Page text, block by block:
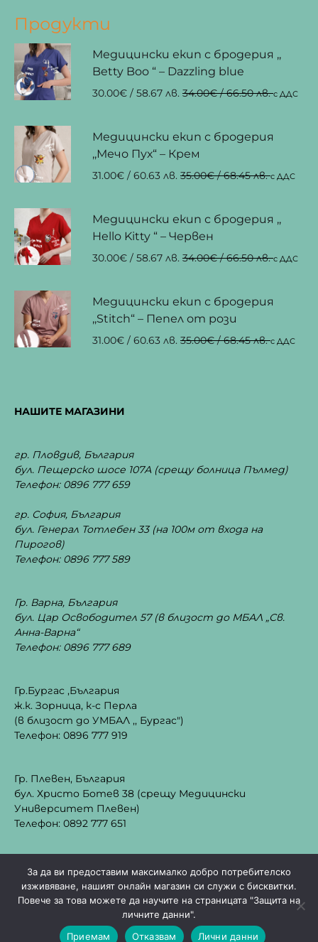
Продукти
Медицински екип с бродерия ,,
Betty Boo “ – Dazzling blue
30.00€ / 58.67 лв. 34.00€/ 66.50 лв.с ДДС
Медицински екип с бродерия
,,Мечо Пух“ – Крем
31.00€ / 60.63 лв. 35.00€/ 68.45 лв.с ДДС
Медицински екип с бродерия ,,
Hello Kitty “ – Червен
30.00€ / 58.67 лв. 34.00€/ 66.50 лв.с ДДС
Медицински екип с бродерия
,,Stitch“ – Пепел от рози
31.00€ / 60.63 лв. 35.00€/ 68.45 лв.с ДДС
НАШИТЕ МАГАЗИНИ
гр. Пловдив, България
бул. Пещерско шосе 107А (срещу болница Пълмед)
Телефон: 0896 777 659
гр. София, България
бул. Генерал Тотлебен 33(на 100м от входа на
Пирогов)
Телефон: 0896 777 589
Гр. Варна, България
бул. Цар Освободител 57 (в близост до МБАЛ „Св.
Анна-Варна“
Телефон: 0896 777 689
Гр.Бургас ,България
ж.к. Зорница, к-с Перла
(в близост до УМБАЛ ,, Бургас")
Телефон: 0896 777 919
Гр. Плевен, България
бул. Христо Ботев 38 (срещу Медицински
Университет Плевен)
Телефон: 0892 777 651
©2024 Cizgimedical всички права са запазени |
уебсайт изработка от
За да ви предоставим максималко добро потребителско
изживяване, нашият онлайн магазин си служи с бисквитки.
Повече за това можете да научите на страницата "Защита на
личните данни".
Приемам
Отказвам Лични данни